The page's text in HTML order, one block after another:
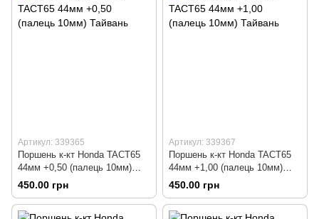
Артикул: 339365
Поршень к-кт Honda TACT65
44мм +0,50 (палець 10мм)
Тайвань
450.00 грн
Артикул: 339367
Поршень к-кт Honda TACT65
44мм +1,00 (палець 10мм)
Тайвань
450.00 грн